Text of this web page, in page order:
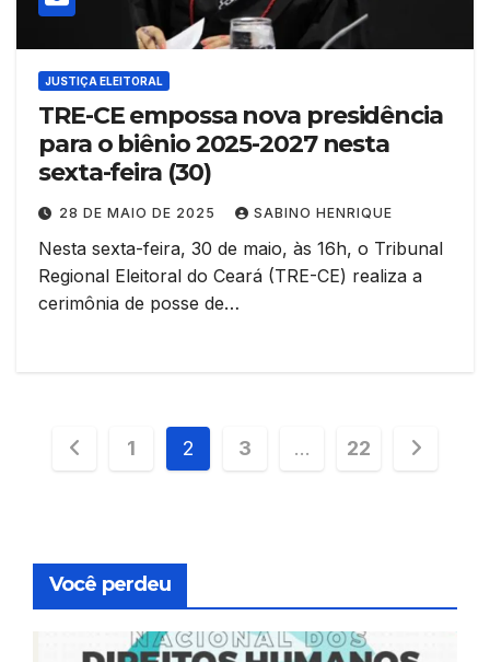
JUSTIÇA ELEITORAL
TRE-CE empossa nova presidência
para o biênio 2025-2027 nesta
sexta-feira (30)
28 DE MAIO DE 2025 SABINO HENRIQUE
Nesta sexta-feira, 30 de maio, às 16h, o Tribunal
Regional Eleitoral do Ceará (TRE-CE) realiza a
cerimônia de posse de…
Paginação
1 2 3 … 22
Você perdeu